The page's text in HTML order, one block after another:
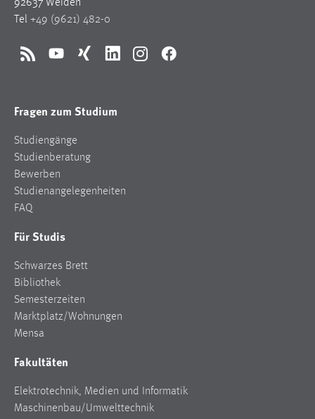
92637 Weiden
Tel +49 (9621) 482-0
RSS YouTubeXing LinkedInInstagramFacebook
Fragen zum Studium
Studiengänge
Studienberatung
Bewerben
Studienangelegenheiten
FAQ
Für Studis
Schwarzes Brett
Bibliothek
Semesterzeiten
Marktplatz/Wohnungen
Mensa
Fakultäten
Elektrotechnik, Medien und Informatik
Maschinenbau/Umwelttechnik